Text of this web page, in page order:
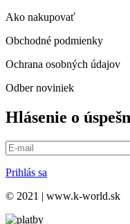
Ako nakupovať
Obchodné podmienky
Ochrana osobných údajov
Odber noviniek
Hlásenie o
Prihlás sa
© 2021 | www.k-world.sk